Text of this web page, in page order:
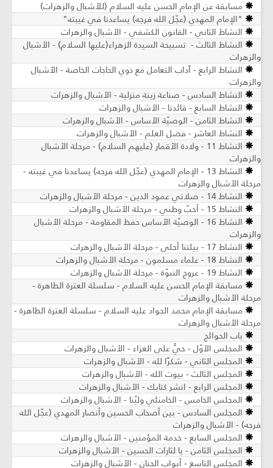
مسابقة عن الإمام الحسن عليه السلام (للأشبال والزهرات)
"الإمام المهدي (عجّل الله فرجه) يساعدنا في غيبته"
النشاط الثاني - القانون الكشفي - الأشبال والزهرات
النشاط الثالث - تسبيحة السيدة الزهراء(علیها السلام) - الأشبال
والزهرات
النشاط الرابع - آداب التعامل مع ذوي الحاجات الخاصة - الأشبال
والزهرات
النشاط السادس - صناعة زينة منزلية - الأشبال والزهرات
النشاط السابع - قائدنا - الأشبال والزهرات
النشاط الثامن - الوصيّة الأساس - الأشبال والزهرات
النشاط العاشر - فضل العلم - الأشبال والزهرات
النشاط 11 - ولادة الأقمار (عليهم السلام) - مرحلة الأشبال
والزهرات
النشاط 13 - الإمام المهدي (عجّل الله فرجه) يساعدنا في غيبته -
مرحلة الأشبال والزهرات
النشاط 14 - صلاتي عمود الدين - مرحلة الأشبال والزهرات
النشاط 15 - أحبّ وطني - مرحلة الأشبال والزهرات
النشاط 16 - الوصيّة الأساس حفظ المقاومة - مرحلة الأشبال
والزهرات
النشاط 17 - بيئتنا أحلى - مرحلة الأشبال والزهرات
النشاط 18 - علماء مسلمون - مرحلة الأشبال والزهرات
النشاط 19 - عروج النبوّة - مرحلة الأشبال والزهرات
مسابقة الإمام الحسن عليه السلام - سلسلة العترة الطاهرة -
مرحلة الأشبال والزهرات
مسابقة الإمام محمد الجواد عليه السلام - سلسلة العترة الطاهرة -
مرحلة الأشبال والزهرات
باب الحوائج
المجلس الأوّل - حيَّ على العزاء - الأشبال والزهرات
المجلس الثاني - شكرًا لله - الأشبال والزهرات
المجلس الثالث - بيوت الله - الأشبال والزهرات
المجلس الرابع - انشر كتابك - الأشبال والزهرات
المجلس الخامس - الخامنئي وليّنا - الأشبال والزهرات
المجلس السادس - بين أصحاب الحسين وأنصار المهدي (عجّل الله
فرجه) - الأشبال والزهرات
المجلس السابع - خدمة المؤمنين - الأشبال والزهرات
المجلس الثامن - يا لثارات الحسين - الأشبال والزهرات
المجلس التاسع - أبواب الجنان - الأشبال والزهرات